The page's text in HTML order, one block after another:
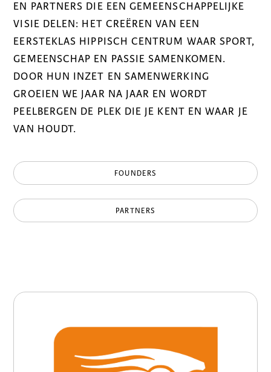
EN PARTNERS DIE EEN GEMEENSCHAPPELIJKE
VISIE DELEN: HET CREËREN VAN EEN
EERSTEKLAS HIPPISCH CENTRUM WAAR SPORT,
GEMEENSCHAP EN PASSIE SAMENKOMEN.
DOOR HUN INZET EN SAMENWERKING
GROEIEN WE JAAR NA JAAR EN WORDT
PEELBERGEN DE PLEK DIE JE KENT EN WAAR JE
VAN HOUDT.
FOUNDERS
PARTNERS